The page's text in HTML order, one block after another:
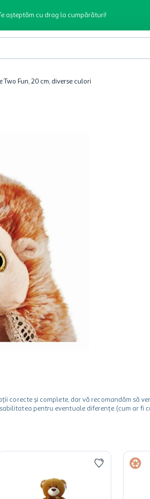
așteptăm cu drag la cumpărături!
Two Fun, 20 cm, diverse culori
corecte și complete, dar vă recomandăm
pentru eventuale diferențe (cum ar